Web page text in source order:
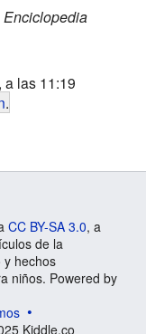
Enciclopedia
a las 11:19
.
CC BY-SA 3.0, a
de la
y hechos
niños. Powered by
Kiddle.co